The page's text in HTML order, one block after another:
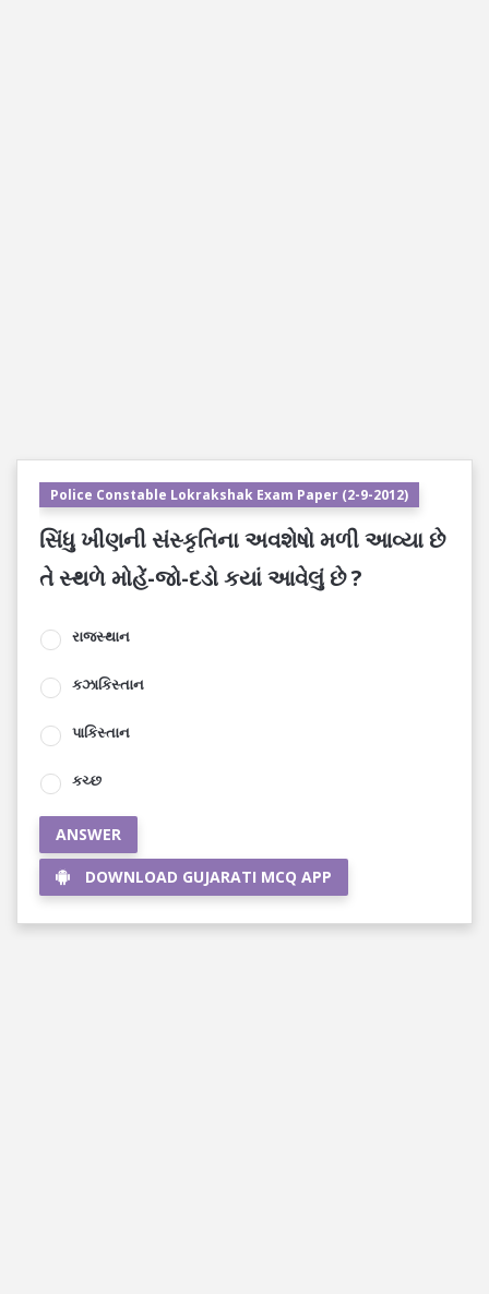
Police Constable Lokrakshak Exam Paper (2-9-2012)
સિંધુ ખીણની સંસ્કૃતિના અવશેષો મળી આવ્યા છે
તે સ્થળે મોહેં-જો-દડો કયાં આવેલું છે ?
રાજસ્થાન
કઝાકિસ્તાન
પાકિસ્તાન
કચ્છ
ANSWER
DOWNLOAD GUJARATI MCQ APP